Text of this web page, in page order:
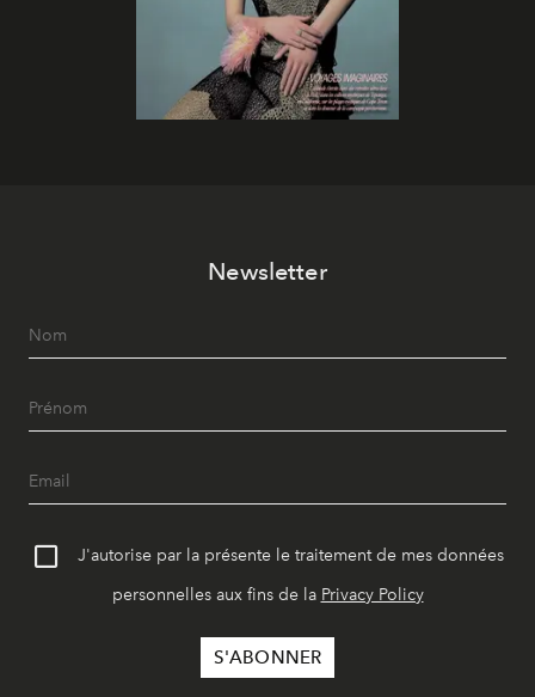
Newsletter
J'autorise par la présente le traitement de mes données
personnelles aux fins de la Privacy Policy